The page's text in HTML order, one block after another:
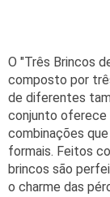
O "Três Brincos
composto por
de diferentes
conjunto oferece
combinações
formais. Feitos
brincos são
o charme das